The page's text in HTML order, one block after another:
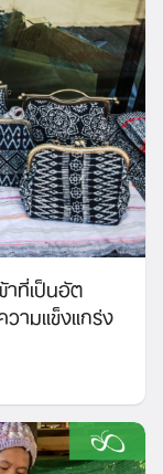
ที่เป็นอัต
ามแข็งแกร่ง